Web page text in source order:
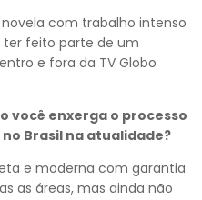
com trabalho intenso
feito parte de um
e fora da TV Globo
você enxerga o processo
Brasil na atualidade?
e moderna com garantia
as áreas, mas ainda não